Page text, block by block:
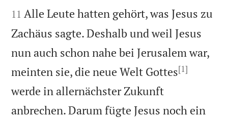


11 Alle Leute hatten gehört, was Jesus zu
Zachäus sagte. Deshalb und weil Jesus
nun auch schon nahe bei Jerusalem war,
meinten sie, die neue Welt Gottes[1]
werde in allernächster Zukunft
anbrechen. Darum fügte Jesus noch ein